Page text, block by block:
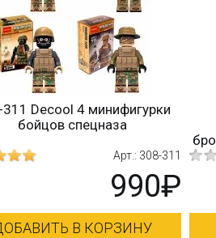
102367 Sembo Block
Противохимическая
Арт.: 102367
950₽
ДОБАВИТЬ В КОРЗИНУ